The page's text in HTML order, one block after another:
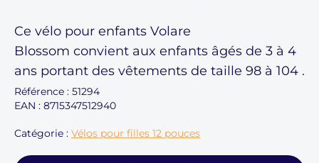
Ce vélo pour enfants Volare
Blossom convient aux enfants âgés de 3 à 4
ans portant des vêtements de taille 98 à 104 .
Référence : 51294
EAN : 8715347512940
Catégorie : Vélos pour filles 12 pouces